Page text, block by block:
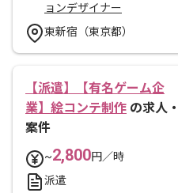
ョンデザイナー
東新宿（東京都）
【派遣】【有名ゲーム企
業】絵コンテ制作 の求人・
案件
~2,800円／時
派遣